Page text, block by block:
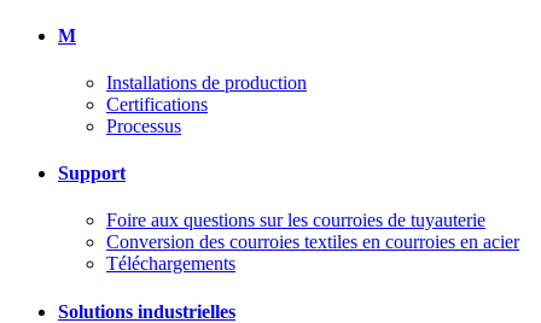
M
Installations de production
Certifications
Processus
Support
Foire aux questions sur les courroies de tuyauterie
Conversion des courroies textiles en courroies en acier
Téléchargements
Solutions industrielles